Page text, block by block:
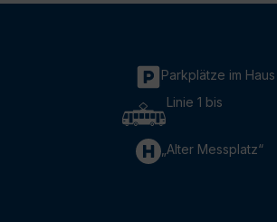
Parkplätze im Haus
Linie 1 bis
„Alter Messplatz“